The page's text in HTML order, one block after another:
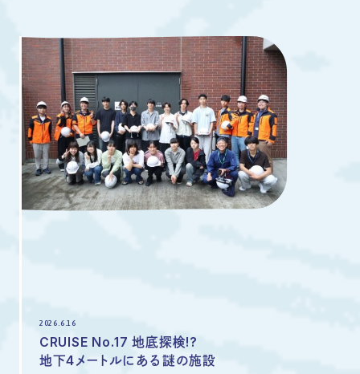
2026.6.16
CRUISE No.17 地底探検!?
地下4メートルにある謎の施設